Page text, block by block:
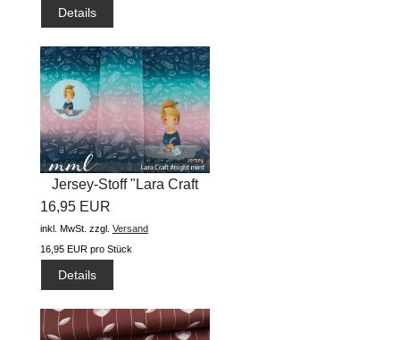
Details
Jersey-Stoff "Lara Craft
#night...
16,95 EUR
inkl. MwSt. zzgl. Versand
16,95 EUR pro Stück
Details